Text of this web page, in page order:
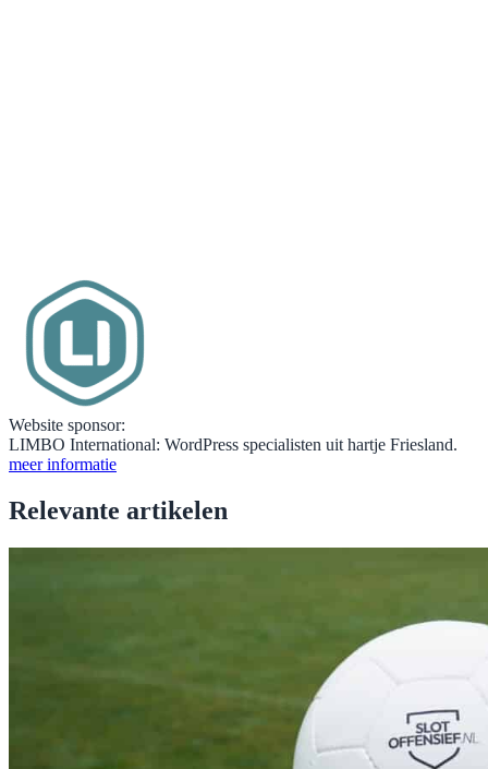
Website sponsor:
LIMBO International: WordPress specialisten uit hartje Friesland.
meer informatie
Relevante artikelen